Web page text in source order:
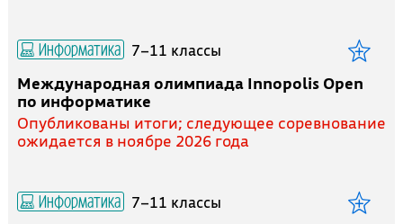
Информатика 7–11 классы
Международная олимпиада Innopolis Open
по информатике
Опубликованы итоги; следующее соревнование
ожидается в ноябре 2026 года
Информатика 7–11 классы